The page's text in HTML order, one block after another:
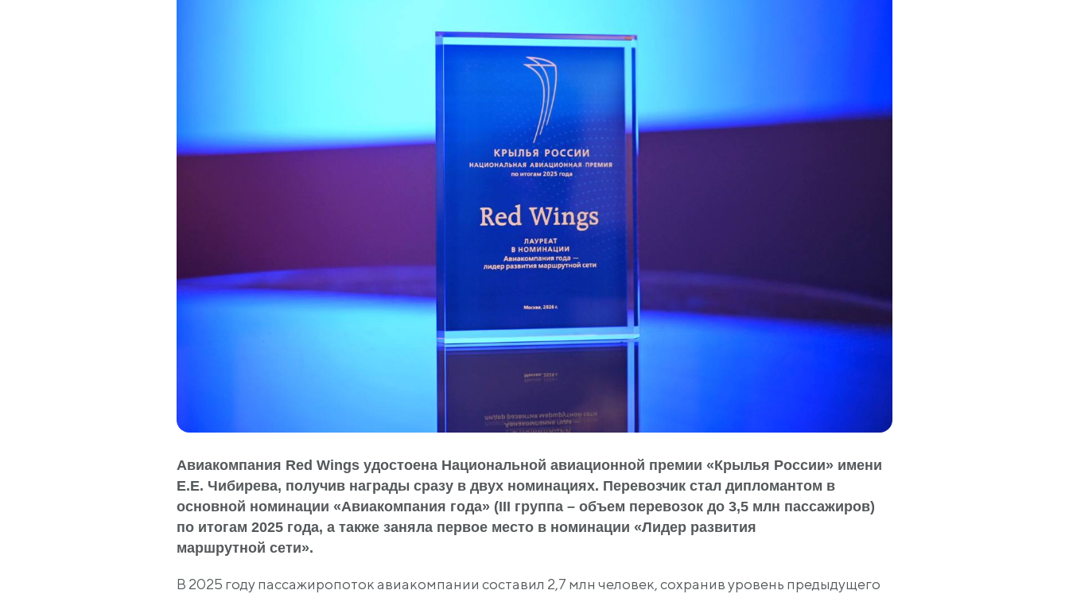
Авиакомпания Red Wings удостоена Национальной авиационной премии «Крылья России» имени
Е.Е. Чибирева, получив награды сразу в двух номинациях. Перевозчик стал дипломантом в
основной номинации «Авиакомпания года» (III группа – объем перевозок до 3,5 млн пассажиров)
по итогам 2025 года, а также заняла первое место в номинации «Лидер развития
маршрутной сети».
В 2025 году пассажиропоток авиакомпании составил 2,7 млн человек, сохранив уровень предыдущего